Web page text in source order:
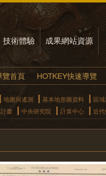
技術體驗 成果網站資源
覽首頁 HOTKEY快速導覽
地圖與遙測 基本地形圖資料
區
畫 中央研究院 計算中心 近